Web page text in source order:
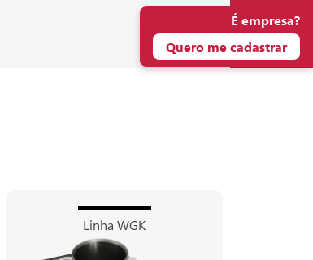
Linha WGK
É empresa?
Quero me cadastrar